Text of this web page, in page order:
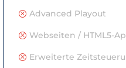
Q Advanced Playout
Q Webseiten / HTML5-
Q Erweiterte